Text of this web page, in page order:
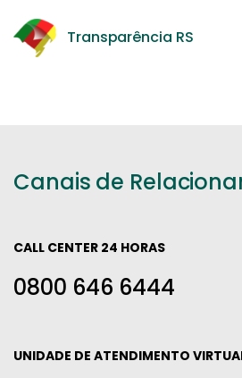
Transparência RS
Canais de
CALL CENTER 24 HORAS
0800 646 6444
UNIDADE DE ATENDIMENTO